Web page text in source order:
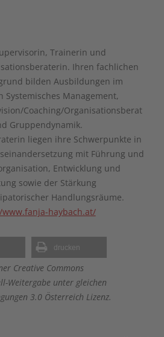
Trainerin und
Ihren fachlichen
bilden Ausbildungen im
Systemisches Management,
Coaching/Organisationsberat
Gruppendynamik.
liegen ihre Schwerpunkte in
mit Führung und
Entwicklung und
sowie der Stärkung
Handlungsräume.
haybach.at/
drucken
Creative Commons
Weitergabe unter gleichen
3.0 Österreich Lizenz.